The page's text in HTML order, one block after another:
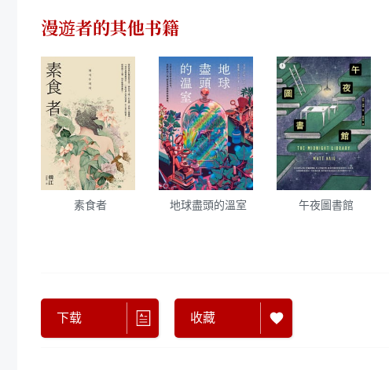
漫遊者的其他书籍
素食者 地球盡頭的溫室 午夜圖書館
下载 收藏